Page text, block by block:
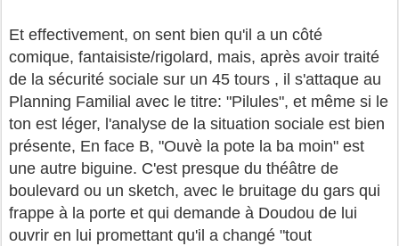
Et effectivement, on sent bien qu'il a un côté
comique, fantaisiste/rigolard, mais, après avoir traité
de la sécurité sociale sur un 45 tours , il s'attaque au
Planning Familial avec le titre: "Pilules", et même si le
ton est léger, l'analyse de la situation sociale est bien
présente, En face B, "Ouvè la pote la ba moin" est
une autre biguine. C'est presque du théâtre de
boulevard ou un sketch, avec le bruitage du gars qui
frappe à la porte et qui demande à Doudou de lui
ouvrir en lui promettant qu'il a changé "tout